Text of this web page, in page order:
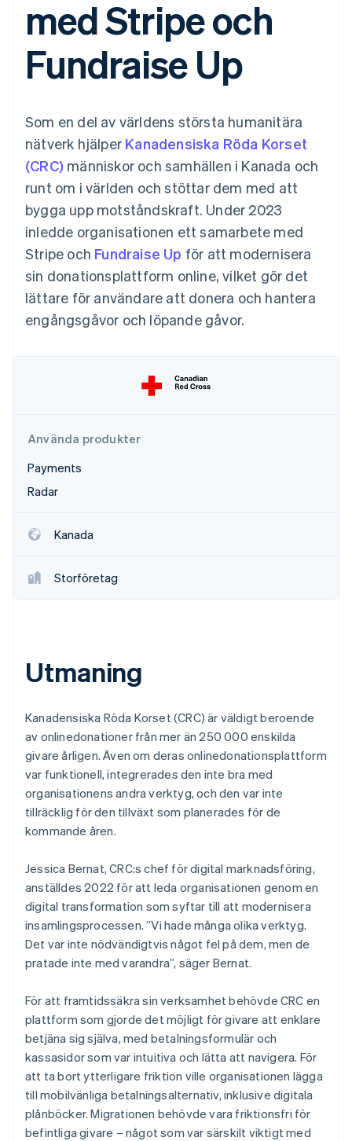
Link
Accelererad kassaprocess
Länkade finanskontodata
Recognition
Automatiserad
redovisning
Stripe Sigma
Anpassade
rapporter
Mer
Product roadmap
Se vad som kommer härnäst
Radar
Bedrägeribekämpning
Atlas
Bolagsbildning för startups
Climate
Koldioxidinfångning
Identitetsverifiering online
Plattformar
SaaS
AI-företag
Kreatörsekonomi
Spel
Besöksnäring, resor
Försäkringsbolag
Media och
Ideella organisationer
Professionella tjänster
Offentlig sektor
Detaljhandel
Stripe App Marketplace
Erbjud
användningsbaserad
fakturering
Utfärda stablecoin-
stödda kort
Tillhandahåll och
Resurser
Appintegrationer
Utvecklarblogg
API-status
Företag
Produktplan
Sessions årliga
konferens
Karriärer
Kontakt
Kontakta säljteamet
Bli partner
med Stripe och
Fundraise Up
Som en del av världens största humanitära
nätverk hjälper Kanadensiska Röda Korset
(CRC) människor och samhällen i Kanada och
runt om i världen och stöttar dem med att
bygga upp motståndskraft. Under 2023
inledde organisationen ett samarbete med
Stripe och Fundraise Up för att modernisera
sin donationsplattform online, vilket gör det
lättare för användare att donera och hantera
engångsgåvor och löpande gåvor.
Använda produkter
Payments
Radar
Kanada
Storföretag
Utmaning
Kanadensiska Röda Korset (CRC) är väldigt beroende
av onlinedonationer från mer än 250 000 enskilda
givare årligen. Även om deras onlinedonationsplattform
var funktionell, integrerades den inte bra med
organisationens andra verktyg, och den var inte
tillräcklig för den tillväxt som planerades för de
kommande åren.
Jessica Bernat, CRC:s chef för digital marknadsföring,
anställdes 2022 för att leda organisationen genom en
digital transformation som syftar till att modernisera
insamlingsprocessen. ”Vi hade många olika verktyg.
Det var inte nödvändigtvis något fel på dem, men de
pratade inte med varandra”, säger Bernat.
För att framtidssäkra sin verksamhet behövde CRC en
plattform som gjorde det möjligt för givare att enklare
betjäna sig själva, med betalningsformulär och
kassasidor som var intuitiva och lätta att navigera. För
att ta bort ytterligare friktion ville organisationen lägga
till mobilvänliga betalningsalternativ, inklusive digitala
plånböcker. Migrationen behövde vara friktionsfri för
befintliga givare – något som var särskilt viktigt med